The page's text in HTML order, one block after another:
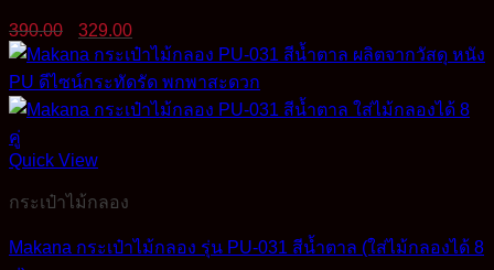
390.00
Original
price
was:
390.00฿.
329.00
price
is:
329.00฿.
Quick View
กระเป๋าไม้กลอง
Makana กระเป๋าไม้กลอง รุ่น PU-031 สีน้ำตาล (ใส่ไม้กลองได้ 8